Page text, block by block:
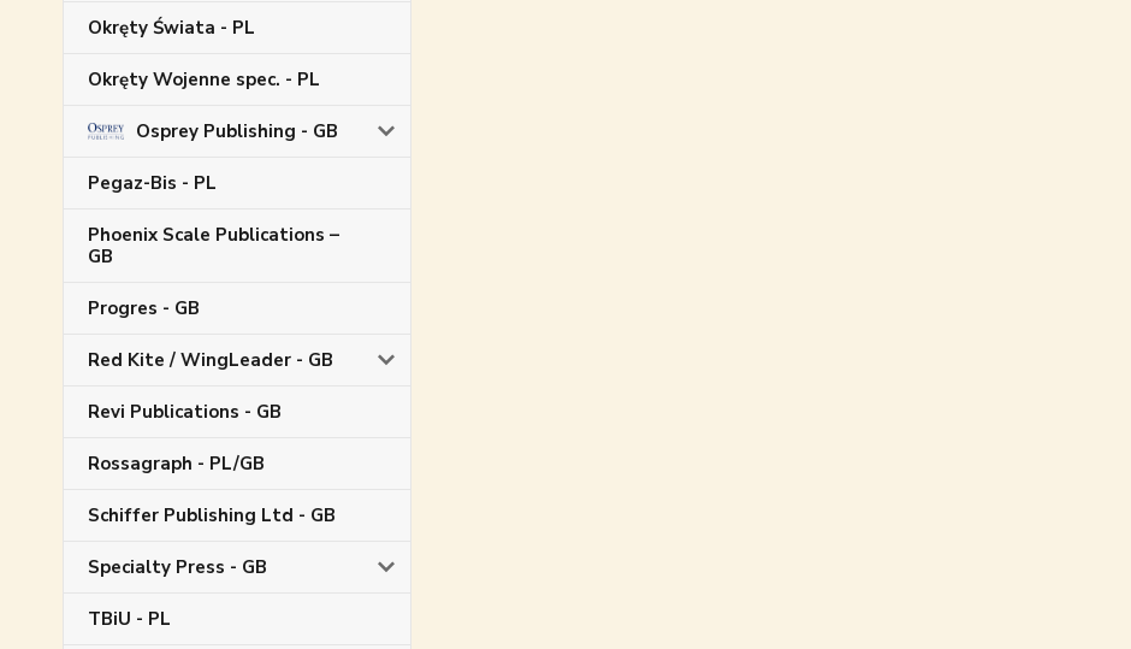
Okręty Świata - PL
Okręty Wojenne spec. - PL
Osprey Publishing - GB
Pegaz-Bis - PL
Phoenix Scale Publications –
GB
Progres - GB
Red Kite / WingLeader - GB
Revi Publications - GB
Rossagraph - PL/GB
Schiffer Publishing Ltd - GB
Specialty Press - GB
TBiU - PL